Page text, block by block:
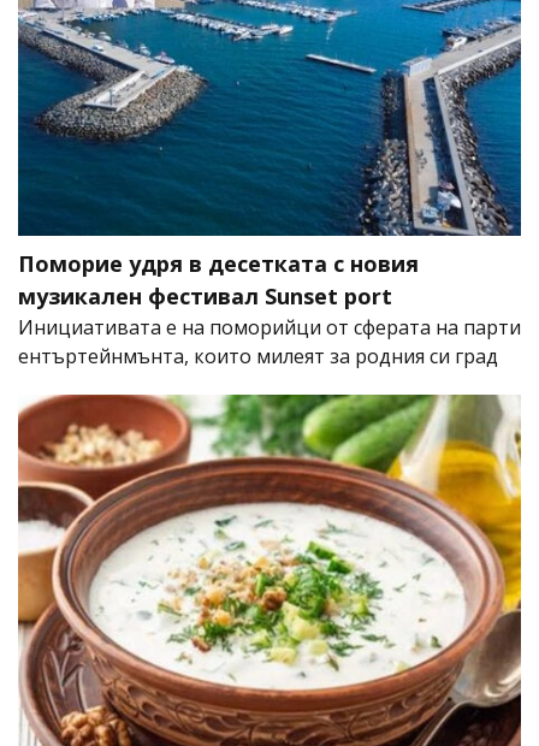
Поморие удря в десетката с новия
музикален фестивал Sunset port
Инициативата е на поморийци от сферата на парти
ентъртейнмънта, които милеят за родния си град